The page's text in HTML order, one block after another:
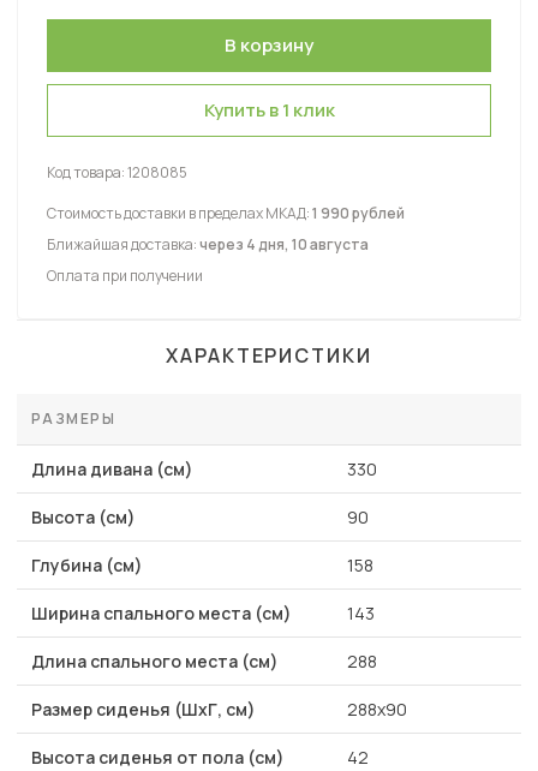
Универсальное
Купить в 1 клик
Код товара:1208085
Стоимость доставки в пределах МКАД:1 990 рублей
Ближайшая доставка:через 4 дня, 10 августа
Оплата при получении
ХАРАКТЕРИСТИКИ
РАЗМЕРЫ
Длина дивана (см) 330
Высота (см) 90
Глубина (см) 158
Ширина спального места (см) 143
Длина спального места (см) 288
Размер сиденья (ШхГ, см) 288х90
Высота сиденья от пола (см) 42